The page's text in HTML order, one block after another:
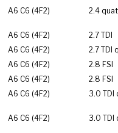
A6 C6 (4F2) 2.4
A6 C6 (4F2) 2.7 TDI
A6 C6 (4F2) 2.7 TDI
A6 C6 (4F2) 2.8 FSI
A6 C6 (4F2) 2.8 FSI
A6 C6 (4F2) 3.0 TDI
A6 C6 (4F2) 3.0 TDI